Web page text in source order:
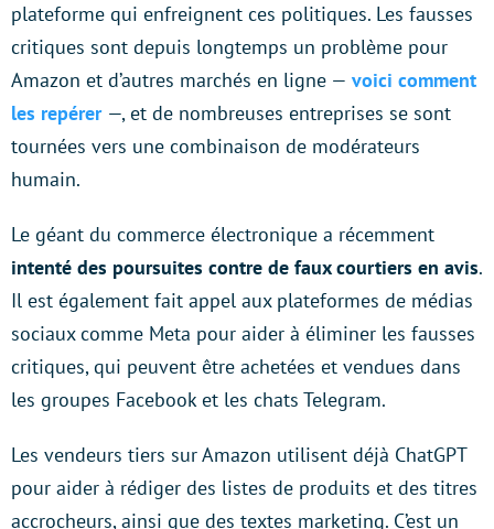
plateforme qui enfreignent ces politiques. Les fausses
critiques sont depuis longtemps un problème pour
Amazon et d’autres marchés en ligne — voici comment
les repérer —, et de nombreuses entreprises se sont
tournées vers une combinaison de modérateurs
humain.
Le géant du commerce électronique a récemment
intenté des poursuites contre de faux courtiers en avis.
Il est également fait appel aux plateformes de médias
sociaux comme Meta pour aider à éliminer les fausses
critiques, qui peuvent être achetées et vendues dans
les groupes Facebook et les chats Telegram.
Les vendeurs tiers sur Amazon utilisent déjà ChatGPT
pour aider à rédiger des listes de produits et des titres
accrocheurs, ainsi que des textes marketing. C’est un